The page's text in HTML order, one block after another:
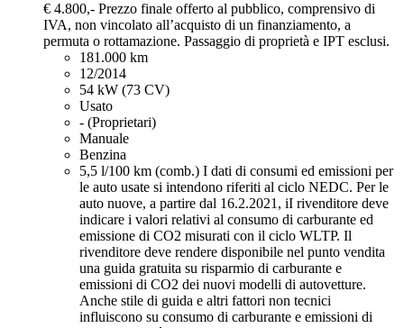
€ 4.800,- Prezzo finale offerto al pubblico, comprensivo di
IVA, non vincolato all’acquisto di un finanziamento, a
permuta o rottamazione. Passaggio di proprietà e IPT esclusi.
181.000 km
12/2014
54 kW (73 CV)
Usato
- (Proprietari)
Manuale
Benzina
5,5 l/100 km (comb.) I dati di consumi ed emissioni per
le auto usate si intendono riferiti al ciclo NEDC. Per le
auto nuove, a partire dal 16.2.2021, iI rivenditore deve
indicare i valori relativi al consumo di carburante ed
emissione di CO2 misurati con il ciclo WLTP. Il
rivenditore deve rendere disponibile nel punto vendita
una guida gratuita su risparmio di carburante e
emissioni di CO2 dei nuovi modelli di autovetture.
Anche stile di guida e altri fattori non tecnici
influiscono su consumo di carburante e emissioni di